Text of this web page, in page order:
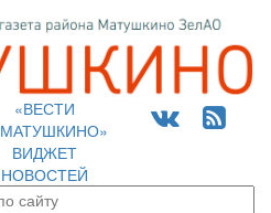
«ВЕСТИ
МАТУШКИНО»
ВИДЖЕТ
НОВОСТЕЙ